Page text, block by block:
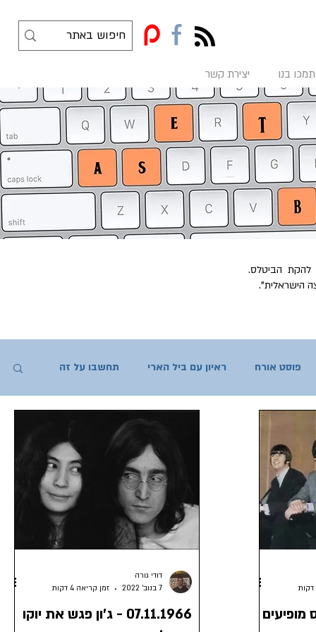
f
תִמכו בנו יצירת קשר
להקת הביטלס.
הישראלית".
פוסט אורח ראיון עם ביל הארי תחשבו על זה
מופיעים
07.11.1966 - ג'ון פגש את יוקו
דודי גורה
7 בנוב׳ 2022
זמן קריאה 4 דקות